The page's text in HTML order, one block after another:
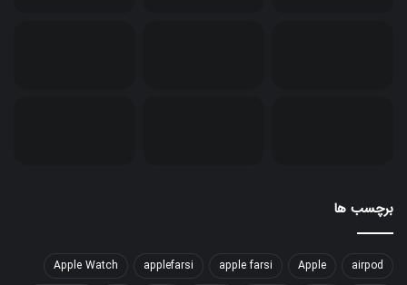
برچسب ها
airpod
Apple
apple farsi
applefarsi
Apple Watch